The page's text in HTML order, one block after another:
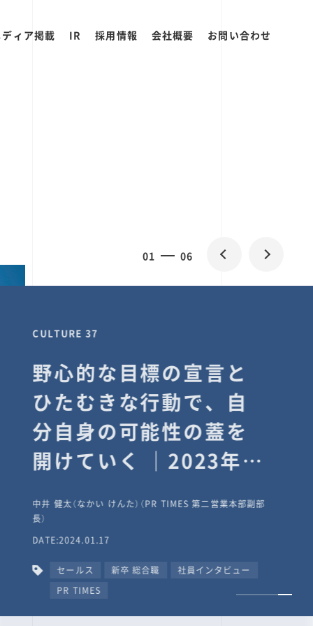
ィア掲載 IR 採用情報 会社概要 お問い合わせ
01 06
CULTURE 37
野心的な目標の宣言と
ひたむきな行動で、自
分自身の可能性の蓋を
開けていく ｜2023年度
タビュー #PR
TIMESな人たち
中井 健太（なかい けんた）（PR TIMES 第二営業本部副部
長）
DATE:2024.01.17
セールス 新卒 総合職
社員インタビュー
PR TIMES